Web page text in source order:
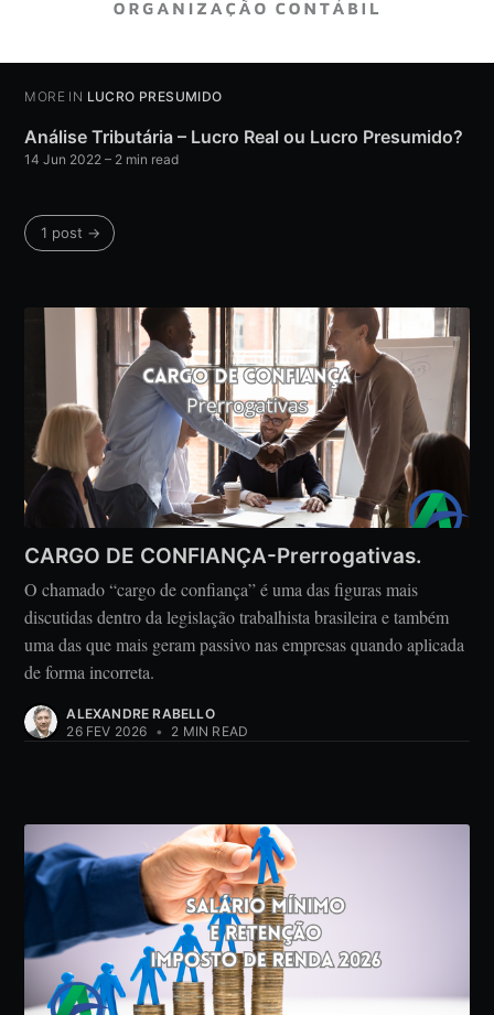
MORE IN LUCRO PRESUMIDO
Análise Tributária – Lucro Real ou Lucro Presumido?
14 Jun 2022 – 2 min read
1 post →
CARGO DE CONFIANÇA-Prerrogativas.
O chamado “cargo de confiança” é uma das figuras mais
discutidas dentro da legislação trabalhista brasileira e também
uma das que mais geram passivo nas empresas quando aplicada
de forma incorreta.
ALEXANDRE RABELLO
26 FEV 2026 • 2 MIN READ